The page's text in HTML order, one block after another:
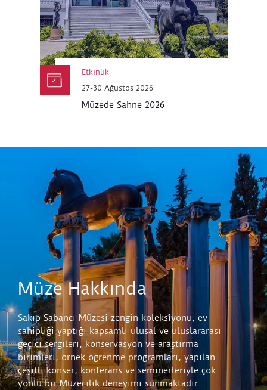
Etkinlik
27-30 Ağustos 2026
Müzede Sahne 2026
Müze Hakkında
Sakıp Sabancı Müzesi zengin koleksiyonu, ev
sahipliği yaptığı kapsamlı ulusal ve uluslararası
geçici sergileri, konservasyon ve araştırma
birimleri, örnek öğrenme programları, yapılan
çeşitli konser, konferans ve seminerleriyle çok
yönlü bir Müzecilik deneyimi sunmaktadır.